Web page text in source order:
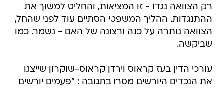
רק הצוואה נגדו - זו המציאות, והחליט למשוך את
ההתנגדות. ההליך המשפטי הסתיים עוד לפני שהחל,
הצוואה נותרה על כנה ורצונה של האם - נשמר. כמו
שביקשה.
עורכי הדין בעז קראוס וירדן קראוס-שוקרון שייצגו
את הנכדים היורשים מסרו בתגובה : "פעמים יורשים